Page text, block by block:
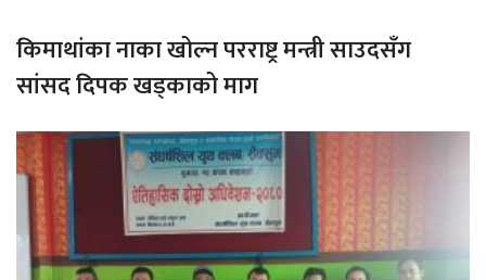
किमाथांका नाका खोल्न परराष्ट्र मन्त्री साउदसँग
सांसद दिपक खड्काको माग